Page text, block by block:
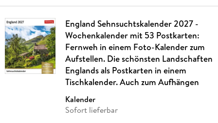
England Sehnsuchtskalender 2027 -
Wochenkalender mit 53 Postkarten:
Fernweh in einem Foto-Kalender zum
Aufstellen. Die schönsten Landschaften
Englands als Postkarten in einem
Tischkalender. Auch zum Aufhängen
Kalender
Sofort lieferbar